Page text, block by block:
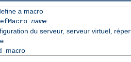
a macro
name
du serveur, serveur virtuel,